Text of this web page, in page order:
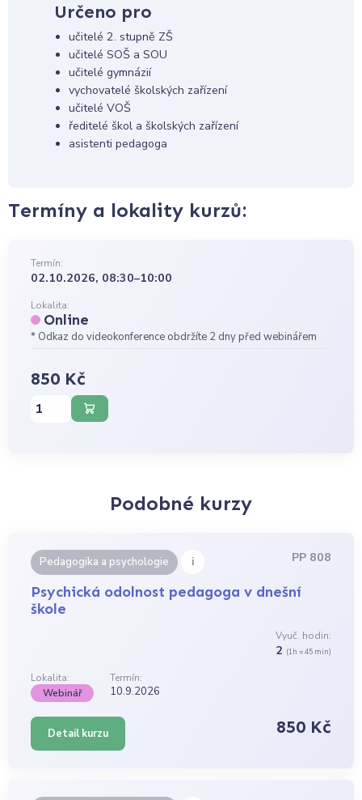
Určeno pro
učitelé 2. stupně ZŠ
učitelé SOŠ a SOU
učitelé gymnázií
vychovatelé školských zařízení
učitelé VOŠ
ředitelé škol a školských zařízení
asistenti pedagoga
Termíny a lokality kurzů:
Termín:
02.10.2026, 08:30–10:00
Lokalita:
Online
* Odkaz do videokonference obdržíte 2 dny před webinářem
850 Kč
Podobné kurzy
Pedagogika a psychologie i PP 808
Psychická odolnost pedagoga v dnešní
škole
Vyuč. hodin:
2 (1h = 45 min)
Lokalita:
Termín:
Webinář
10.9.2026
Detail kurzu 850 Kč